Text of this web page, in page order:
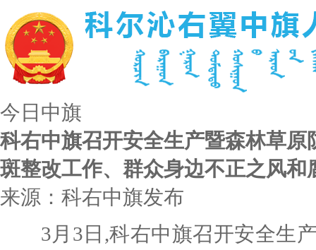
今日中旗
科右中旗召开安全生产暨森林草
斑整改工作、群众身边不正之风
来源：科右中旗发布
3月3日,科右中旗召开安全生产